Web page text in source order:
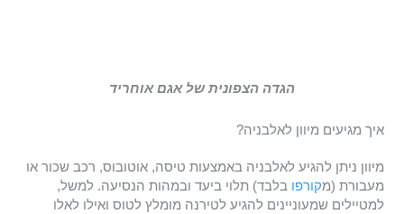
הגדה הצפונית של אגם אוחריד
איך מגיעים מיוון לאלבניה?
מיוון ניתן להגיע לאלבניה באמצעות טיסה, אוטובוס, רכב שכור או
מעבורת (מקורפו בלבד) תלוי ביעד ובמהות הנסיעה. למשל,
למטיילים שמעוניינים להגיע לטירנה מומלץ לטוס ואילו לאלו